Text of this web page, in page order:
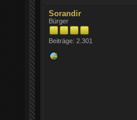
Sorandir
Bürger
Beiträge: 2.301